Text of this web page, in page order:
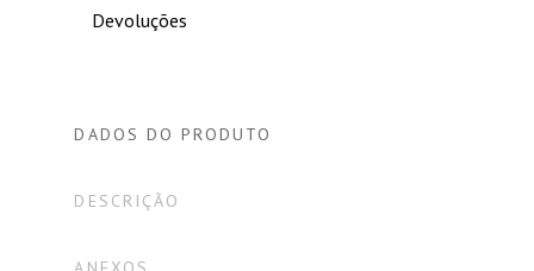
Devoluções
DADOS DO PRODUTO
DESCRIÇÃO